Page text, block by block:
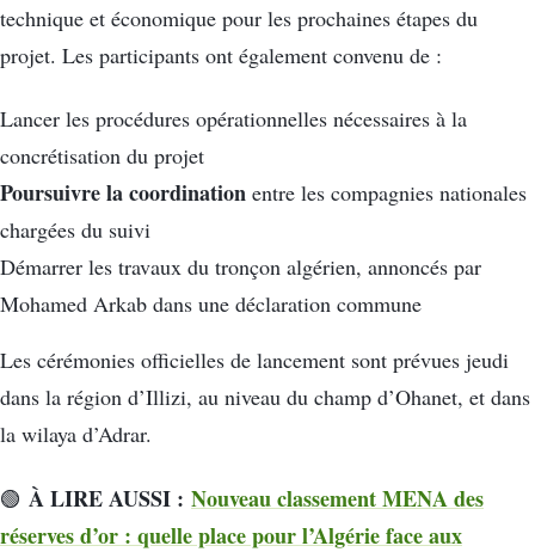
technique et économique pour les prochaines étapes du
projet. Les participants ont également convenu de :
Lancer les procédures opérationnelles nécessaires à la
concrétisation du projet
Poursuivre la coordination entre les compagnies nationales
chargées du suivi
Démarrer les travaux du tronçon algérien, annoncés par
Mohamed Arkab dans une déclaration commune
Les cérémonies officielles de lancement sont prévues jeudi
dans la région d’Illizi, au niveau du champ d’Ohanet, et dans
la wilaya d’Adrar.
🟢 À LIRE AUSSI : Nouveau classement MENA des
réserves d’or : quelle place pour l’Algérie face aux